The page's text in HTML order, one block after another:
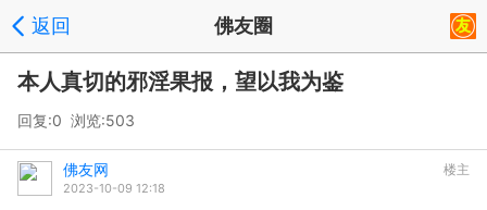
返回 佛友圈
本人真切的邪淫果报，望以我为鉴
回复:0 浏览:503
楼主
佛友网
2023-10-09 12:18